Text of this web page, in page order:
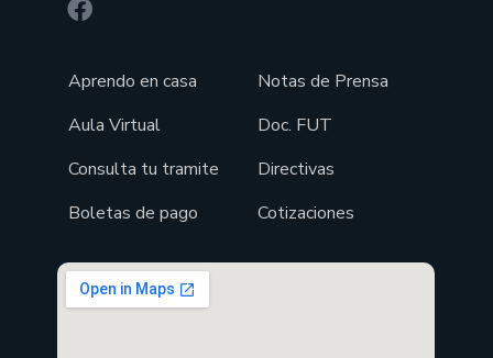
Aprendo en casa
Aula Virtual
Consulta tu tramite
Boletas de pago
Notas de Prensa
Doc. FUT
Directivas
Cotizaciones